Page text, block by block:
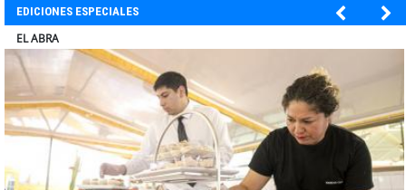
EDICIONES ESPECIALES
ELECTROLUX